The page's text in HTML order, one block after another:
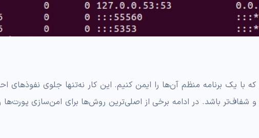
یک برنامه منظم آن‌ها را ایمن کنیم. این کار نه‌تنها جلوی نفوذهای
باشد. در ادامه برخی از اصلی‌ترین روش‌ها برای امن‌سازی پورت‌ها